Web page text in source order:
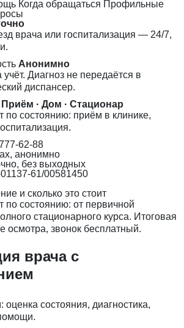
Когда обращаться Профильные
врача или госпитализация — 24/7,
Анонимно
учёт. Диагноз не передаётся в
диспансер.
Приём · Дом · Стационар
состоянию: приём в клинике,
62-88
анонимно
без выходных
61/00581450
и сколько это стоит
состоянию: от первичной
стационарного курса. Итоговая
осмотра, звонок бесплатный.
врача с
состояния, диагностика,